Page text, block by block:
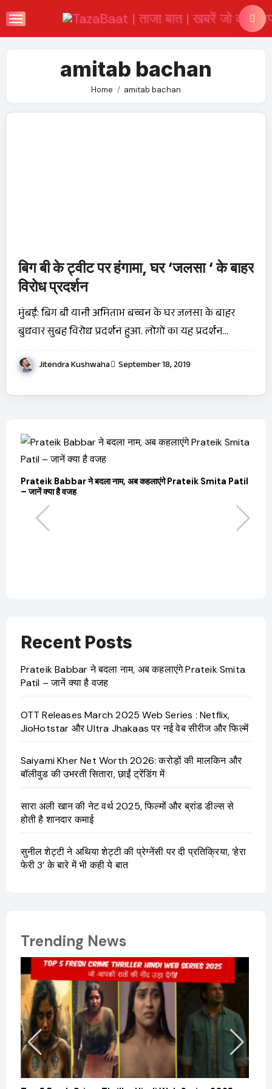
to
amitab bachan
Home amitab bachan
बिग बी के ट्वीट पर हंगामा, घर ‘जलसा ‘ के बाहर
विरोध प्रदर्शन
मुंबई: बिग बी यानी अमिताभ बच्चन के घर जलसा के बाहर
बुधवार सुबह विरोध प्रदर्शन हुआ. लोगों का यह प्रदर्शन…
Jitendra Kushwaha September 18, 2019
Prateik Babbar ने बदला नाम, अब कहलाएंगे Prateik Smita Patil
– जानें क्या है वजह
Recent Posts
Prateik Babbar ने बदला नाम, अब कहलाएंगे Prateik Smita
Patil – जानें क्या है वजह
OTT Releases March 2025 Web Series : Netflix,
JioHotstar और Ultra Jhakaas पर नई वेब सीरीज और फिल्में
Saiyami Kher Net Worth 2026: करोड़ों की मालकिन और
बॉलीवुड की उभरती सितारा, छाईं ट्रेंडिंग में
सारा अली खान की नेट वर्थ 2025, फिल्मों और ब्रांड डील्स से
होती है शानदार कमाई
सुनील शेट्टी ने अथिया शेट्टी की प्रेग्नेंसी पर दी प्रतिक्रिया, ‘हेरा
फेरी 3’ के बारे में भी कही ये बात
Trending News